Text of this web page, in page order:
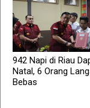
942 Napi di Riau
Natal, 6 Orang
Bebas